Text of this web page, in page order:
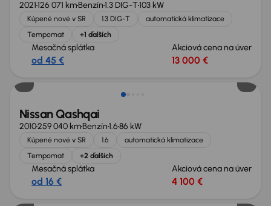
2021126 071 kmBenzín1.3 DIG-T103 kW
Kúpené nové v SR 1.3 DIG-T
automatická klimatizace
Tempomat
+1 ďalších
Mesačná splátka
od 45 €
Akciová cena na úver
13 000 €
Nissan Qashqai
2010259 040 kmBenzín1.686 kW
Kúpené nové v SR 1.6
automatická klimatizace
Tempomat
+2 ďalších
Mesačná splátka
od 16 €
Akciová cena na úver
4 100 €